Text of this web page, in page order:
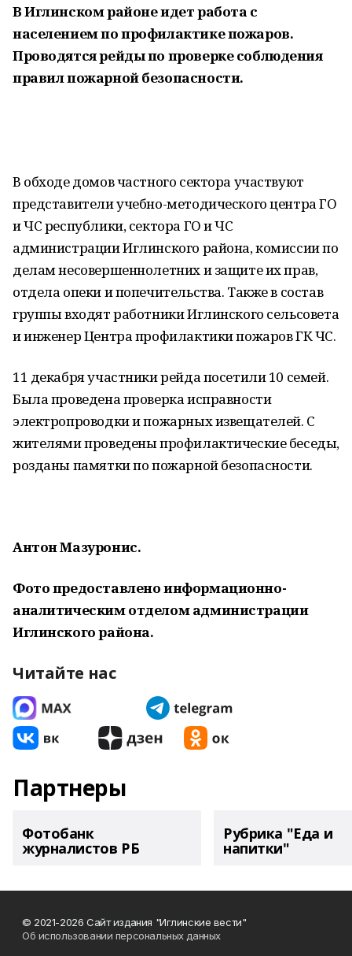
В Иглинском районе идет работа с
населением по профилактике пожаров.
Проводятся рейды по проверке соблюдения
правил пожарной безопасности.
В обходе домов частного сектора участвуют
представители учебно-методического центра ГО
и ЧС республики, сектора ГО и ЧС
администрации Иглинского района, комиссии по
делам несовершеннолетних и защите их прав,
отдела опеки и попечительства. Также в состав
группы входят работники Иглинского сельсовета
и инженер Центра профилактики пожаров ГК ЧС.
11 декабря участники рейда посетили 10 семей.
Была проведена проверка исправности
электропроводки и пожарных извещателей. С
жителями проведены профилактические беседы,
розданы памятки по пожарной безопасности.
Антон Мазуронис.
Фото предоставлено информационно-
аналитическим отделом администрации
Иглинского района.
Читайте нас
Партнеры
Фотобанк
журналистов РБ
Рубрика "Еда и
напитки"
© 2021-2026 Сайт издания "Иглинские вести"
Об использовании персональных данных